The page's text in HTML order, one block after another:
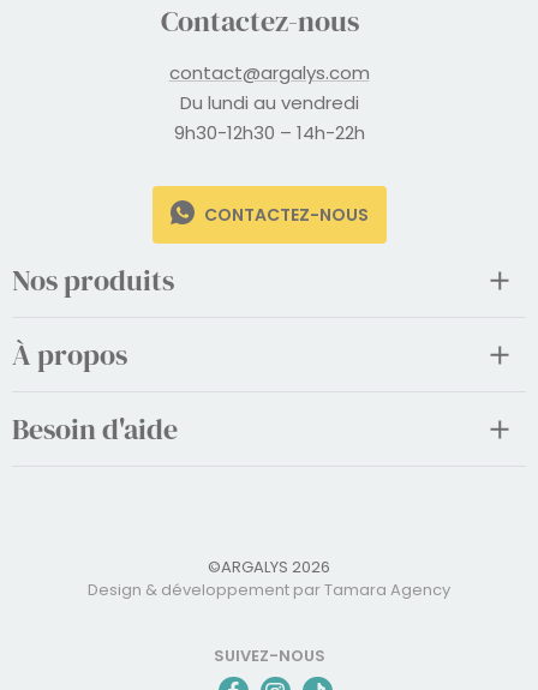
Contactez-nous
contact@argalys.com
Du lundi au vendredi
9h30-12h30 – 14h-22h
CONTACTEZ-NOUS
Nos produits
À propos
Besoin d'aide
©ARGALYS 2026
Design & développement par Tamara Agency
SUIVEZ-NOUS